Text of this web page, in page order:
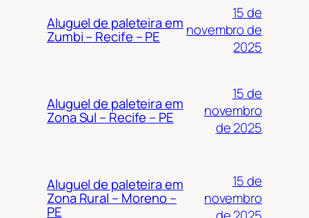
Aluguel de paleteira em
Zumbi – Recife – PE
15 de
novembro de
2025
Aluguel de paleteira em
Zona Sul – Recife – PE
15 de
novembro
de 2025
Aluguel de paleteira em
Zona Rural – Moreno –
PE
15 de
novembro